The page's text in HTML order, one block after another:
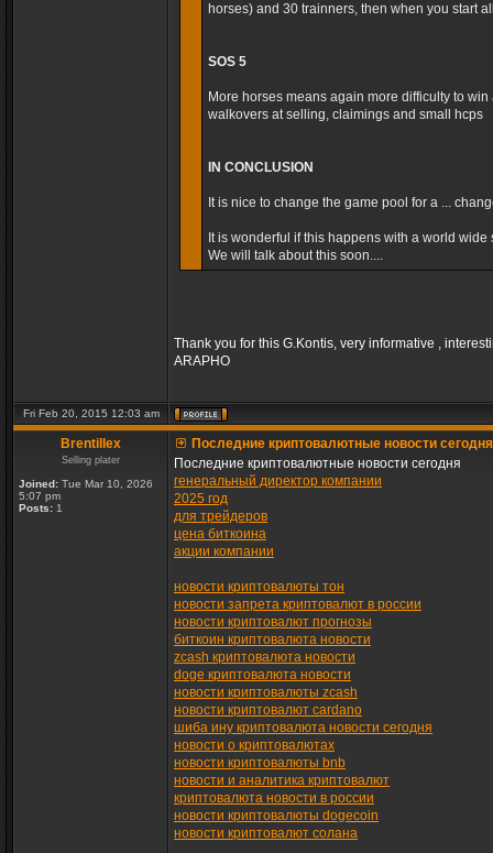
horses) and 30 trainners, then when you start
SOS 5
More horses means again more difficulty to
walkovers at selling, claimings and small hcps
IN CONCLUSION
It is nice to change the game pool for a ...
It is wonderful if this happens with a world
We will talk about this soon....
Thank you for this G.Kontis, very informative ,
ARAPHO
Fri Feb 20, 2015 12:03 am
Brentillex
Selling plater
Joined: Tue Mar 10, 2026
5:07 pm
Posts: 1
Последние криптовалютные новости сегодня
Последние криптовалютные новости сегодня
генеральный директор компании
2025 год
для трейдеров
цена биткоина
акции компании
новости криптовалюты тон
новости запрета криптовалют в россии
новости криптовалют прогнозы
биткоин криптовалюта новости
zcash криптовалюта новости
doge криптовалюта новости
новости криптовалюты zcash
новости криптовалют cardano
шиба ину криптовалюта новости сегодня
новости о криптовалютах
новости криптовалюты bnb
новости и аналитика криптовалют
криптовалюта новости в россии
новости криптовалюты dogecoin
новости криптовалют солана